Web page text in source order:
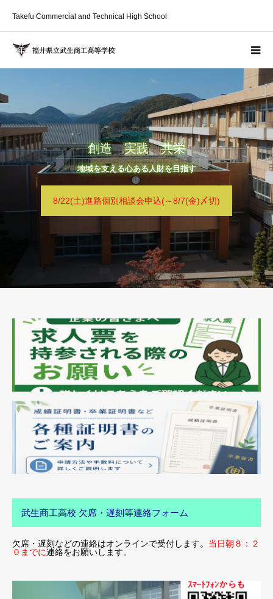
Takefu Commercial and Technical High School
創造 実践 共栄
地域を支える心ある人財を目指す
8/22(土)進路個別相談会申込(～8/7(金)〆切)
武生商工高校 欠席・遅刻等連絡フォーム
欠席・遅刻などの連絡はオンラインで受付します。 当日朝８：２
０までに連絡をお願いします。